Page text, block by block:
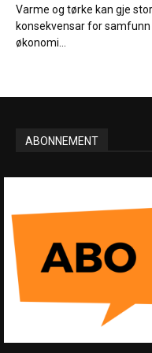
Varme og tørke kan gje
konsekvensar for samfunn
økonomi...
ABONNEMENT